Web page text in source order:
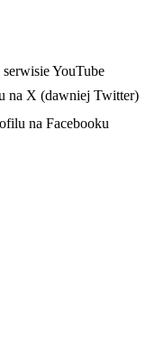
YouTube
na X (dawniej Twitter)
na Facebooku